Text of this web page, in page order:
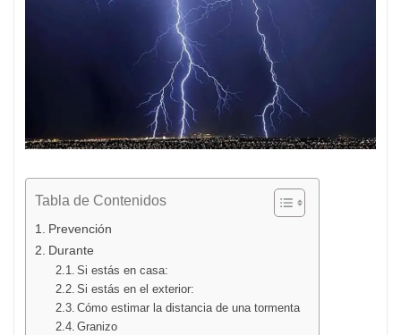
Tabla de Contenidos
Prevención
Durante
Si estás en casa:
Si estás en el exterior:
Cómo estimar la distancia de una tormenta
Granizo